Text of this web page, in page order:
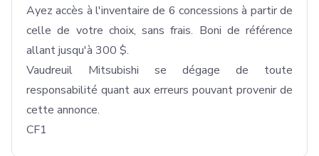
Ayez accès à l'inventaire de 6 concessions à partir de
celle de votre choix, sans frais. Boni de référence
allant jusqu'à 300 $.
Vaudreuil Mitsubishi se dégage de toute
responsabilité quant aux erreurs pouvant provenir de
cette annonce.
CF1